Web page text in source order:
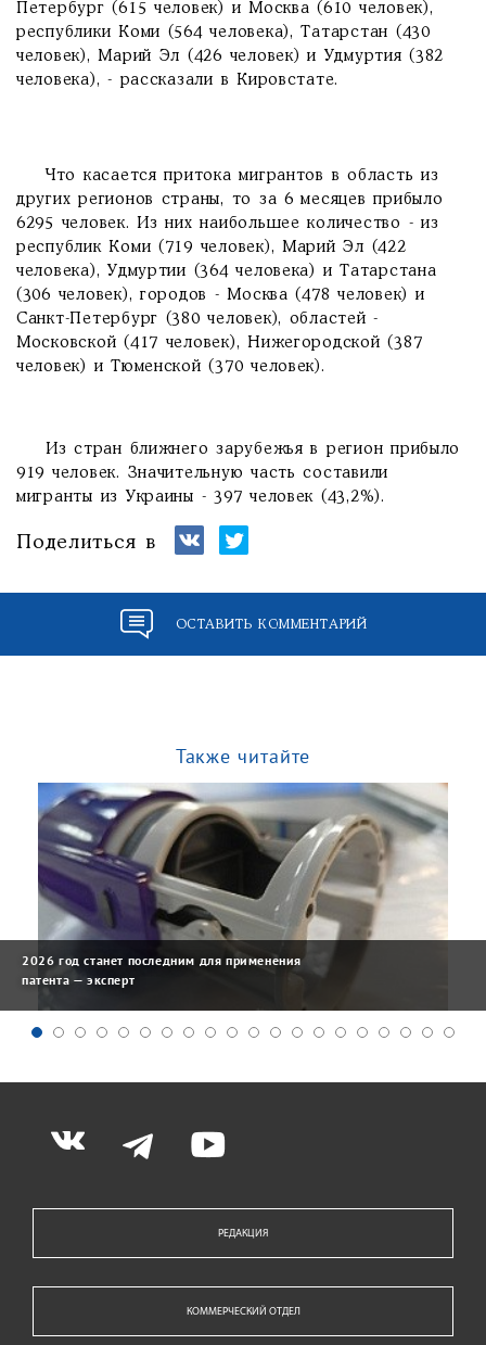
Петербург (615 человек) и Москва (610 человек),
республики Коми (564 человека), Татарстан (430
человек), Марий Эл (426 человек) и Удмуртия (382
человека), - рассказали в Кировстате.
Что касается притока мигрантов в область из
других регионов страны, то за 6 месяцев прибыло
6295 человек. Из них наибольшее количество - из
республик Коми (719 человек), Марий Эл (422
человека), Удмуртии (364 человека) и Татарстана
(306 человек), городов - Москва (478 человек) и
Санкт-Петербург (380 человек), областей -
Московской (417 человек), Нижегородской (387
человек) и Тюменской (370 человек).
Из стран ближнего зарубежья в регион прибыло
919 человек. Значительную часть составили
мигранты из Украины - 397 человек (43,2%).
Поделиться в
ОСТАВИТЬ КОММЕНТАРИЙ
Также читайте
2026 год станет последним для применения
патента — эксперт
РЕДАКЦИЯ
КОММЕРЧЕСКИЙ ОТДЕЛ